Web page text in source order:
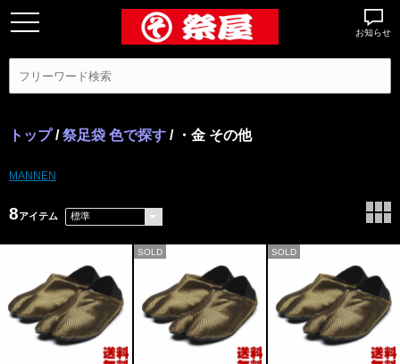
お知らせ
トップ/祭足袋 色で探す / ・金 その他
MANNEN
8アイテム
SOLD SOLD